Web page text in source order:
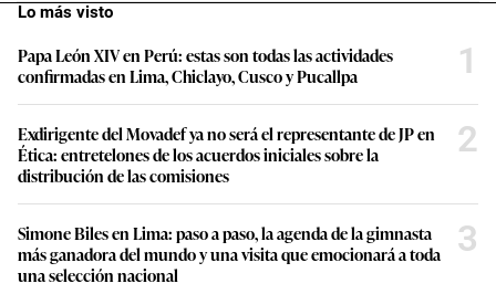
Lo más visto
Papa León XIV en Perú: estas son todas las actividades
confirmadas en Lima, Chiclayo, Cusco y Pucallpa
1
Exdirigente del Movadef ya no será el representante de JP en
Ética: entretelones de los acuerdos iniciales sobre la
distribución de las comisiones
2
Simone Biles en Lima: paso a paso, la agenda de la gimnasta
más ganadora del mundo y una visita que emocionará a toda
una selección nacional
3